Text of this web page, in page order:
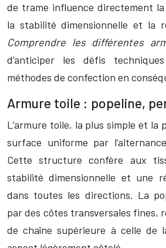
de trame influence directement
la stabilité dimensionnelle et la
Comprendre les différentes
d’anticiper les défis
méthodes de confection en
Armure toile : popeline,
L’armure toile, la plus simple et la
surface uniforme par
Cette structure confère aux
stabilité dimensionnelle et une
dans toutes les directions. La
par des côtes transversales fines,
de chaîne supérieure à celle de